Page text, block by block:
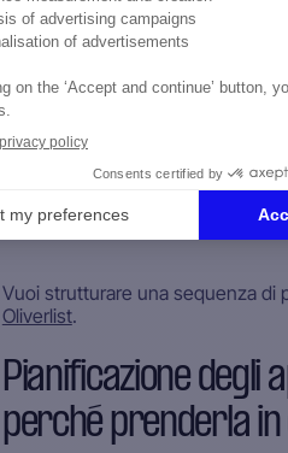
Buon tempismo: il giorno e
Ma ciò che conta di più è la
messaggio bloccato interrompe la
Ecco perché Oliverlist si affida a
base alle obiezioni, agli interessi
iterazione continua, senza
Vuoi strutturare una sequenza di
Oliverlist.
Pianificazione degli
perché prenderla